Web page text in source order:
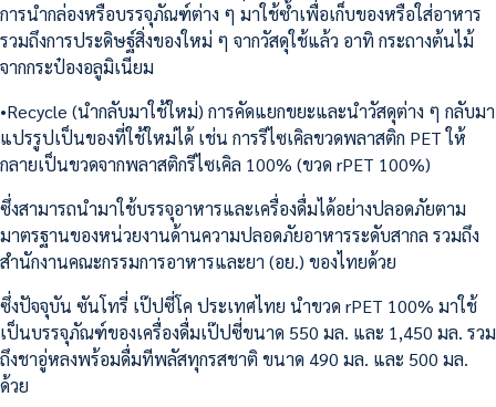
การนำกล่องหรือบรรจุภัณฑ์ต่าง ๆ มาใช้ซ้ำเพื่อเก็บของหรือใส่อาหาร
รวมถึงการประดิษฐ์สิ่งของใหม่ ๆ จากวัสดุใช้แล้ว อาทิ กระถางต้นไม้
จากกระป๋องอลูมิเนียม
•Recycle (นำกลับมาใช้ใหม่) การคัดแยกขยะและนำวัสดุต่าง ๆ กลับมา
แปรรูปเป็นของที่ใช้ใหม่ได้ เช่น การรีไซเคิลขวดพลาสติก PET ให้
กลายเป็นขวดจากพลาสติกรีไซเคิล 100% (ขวด rPET 100%)
ซึ่งสามารถนำมาใช้บรรจุอาหารและเครื่องดื่มได้อย่างปลอดภัยตาม
มาตรฐานของหน่วยงานด้านความปลอดภัยอาหารระดับสากล รวมถึง
สำนักงานคณะกรรมการอาหารและยา (อย.) ของไทยด้วย
ซึ่งปัจจุบัน ซันโทรี่ เป๊ปซี่โค ประเทศไทย นำขวด rPET 100% มาใช้
เป็นบรรจุภัณฑ์ของเครื่องดื่มเป๊ปซี่ขนาด 550 มล. และ 1,450 มล. รวม
ถึงชาอู่หลงพร้อมดื่มทีพลัสทุกรสชาติ ขนาด 490 มล. และ 500 มล.
ด้วย